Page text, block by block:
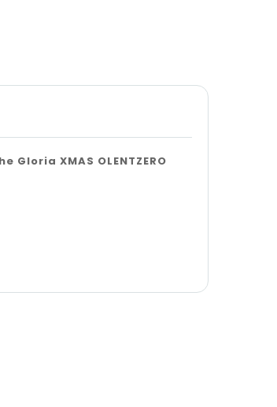
XMAS OLENTZERO